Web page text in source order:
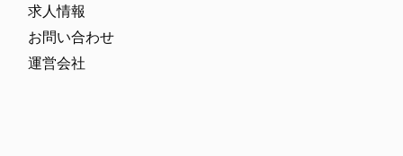
求人情報
お問い合わせ
運営会社